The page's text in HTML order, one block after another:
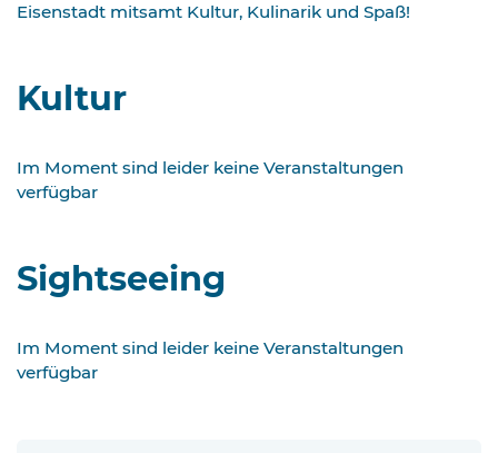
Eisenstadt mitsamt Kultur, Kulinarik und Spaß!
Kultur
Im Moment sind leider keine Veranstaltungen
verfügbar
Sightseeing
Im Moment sind leider keine Veranstaltungen
verfügbar